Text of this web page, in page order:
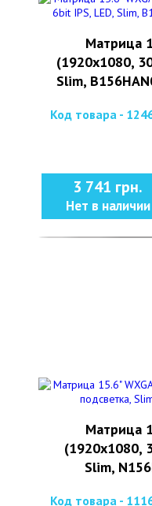
Матрица
(1920x1080,
Slim,
Код товара -
3 741 грн.
Нет в наличии
Матрица
(1920x1080,
Slim,
Код товара -